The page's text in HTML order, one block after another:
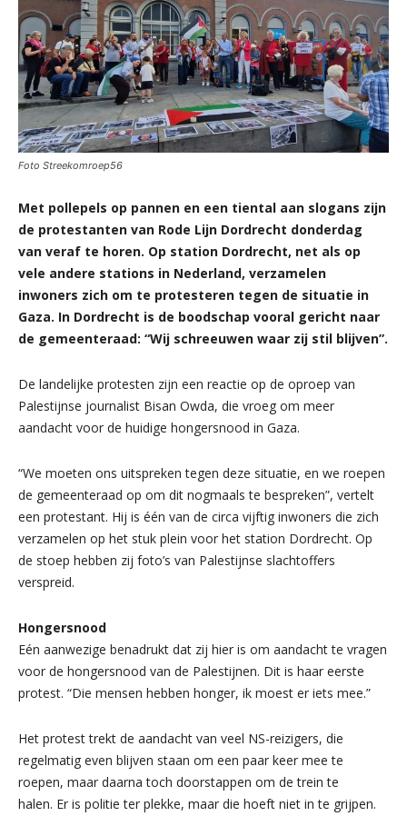
Foto Streekomroep56
Met pollepels op pannen en een tiental aan slogans zijn
de protestanten van Rode Lijn Dordrecht donderdag
van veraf te horen. Op station Dordrecht, net als op
vele andere stations in Nederland, verzamelen
inwoners zich om te protesteren tegen de situatie in
Gaza. In Dordrecht is de boodschap vooral gericht naar
de gemeenteraad: “Wij schreeuwen waar zij stil blijven”.
De landelijke protesten zijn een reactie op de oproep van
Palestijnse journalist Bisan Owda, die vroeg om meer
aandacht voor de huidige hongersnood in Gaza.
“We moeten ons uitspreken tegen deze situatie, en we roepen
de gemeenteraad op om dit nogmaals te bespreken”, vertelt
een protestant. Hij is één van de circa vijftig inwoners die zich
verzamelen op het stuk plein voor het station Dordrecht. Op
de stoep hebben zij foto’s van Palestijnse slachtoffers
verspreid.
Hongersnood
Eén aanwezige benadrukt dat zij hier is om aandacht te vragen
voor de hongersnood van de Palestijnen. Dit is haar eerste
protest. “Die mensen hebben honger, ik moest er iets mee.”
Het protest trekt de aandacht van veel NS-reizigers, die
regelmatig even blijven staan om een paar keer mee te
roepen, maar daarna toch doorstappen om de trein te
halen. Er is politie ter plekke, maar die hoeft niet in te grijpen.